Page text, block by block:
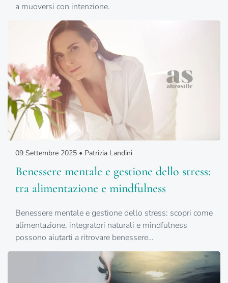
a muoversi con intenzione.
09 Settembre 2025 • Patrizia Landini
Benessere mentale e gestione dello stress:
tra alimentazione e mindfulness
Benessere mentale e gestione dello stress: scopri come
alimentazione, integratori naturali e mindfulness
possono aiutarti a ritrovare benessere…